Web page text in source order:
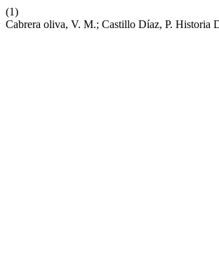
(1)
Cabrera oliva, V. M.; Castillo Díaz, P.